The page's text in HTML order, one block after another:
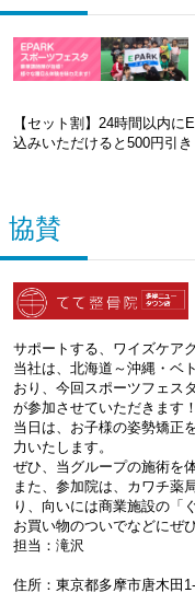
【セット割】24時間以内
込みいただけると500円引き
協賛
サポートする、ワイズケア
当社は、北海道～沖縄・ベ
おり、今回スポーツフェス
が参加させていただきます！
当日は、お子様の姿勢矯正
力いたします。
ぜひ、当グループの施術を
また、参加院は、カワチ薬
り、向いには商業施設の「
お買い物のついでなどにぜ
担当：滝沢
住所：東京都多摩市唐木田